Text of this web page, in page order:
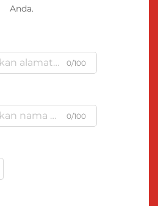
Anda.
0/100
0/100